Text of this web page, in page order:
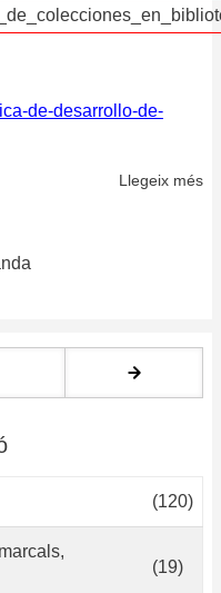
de-desarrollo-de-
Llegeix més
(120)
(19)